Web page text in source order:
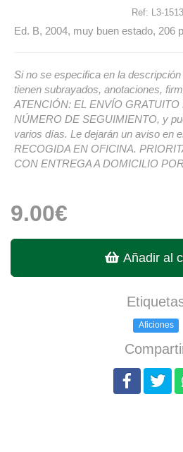
Ref: L3-1513
Ed. B, 2004, muy buen estado, 206
Si no se especifica en la
tienen subrayados, anotaciones,
ATENCIÓN: EL ENVÍO
NÚMERO DE SEGUIMIENTO, y
varios días. Le dejarán un aviso en
RECOGIDA EN OFICINA.
CON ENTREGA A DOMICILIO
9.00€
Añadir al
Aficiones